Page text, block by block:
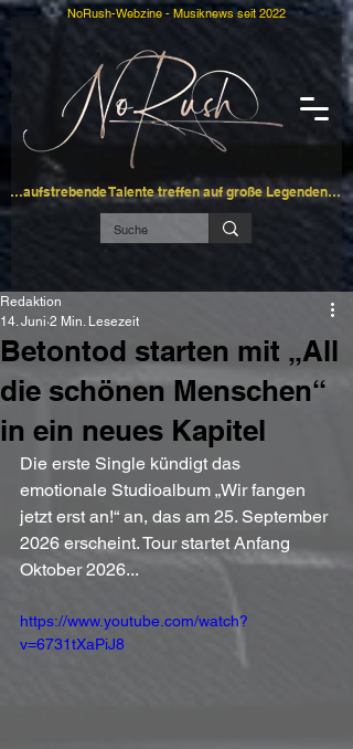
…aufstrebende Talente treffen auf große Legenden…
NoRush-Webzine - Musiknews seit 2022
Betontod starten mit „All
die schönen Menschen“
in ein neues Kapitel
Redaktion
14. Juni 2 Min. Lesezeit
Die erste Single kündigt das
emotionale Studioalbum „Wir fangen
jetzt erst an!“ an, das am 25. September
2026 erscheint. Tour startet Anfang
Oktober 2026...
https://www.youtube.com/watch?
v=6731tXaPiJ8